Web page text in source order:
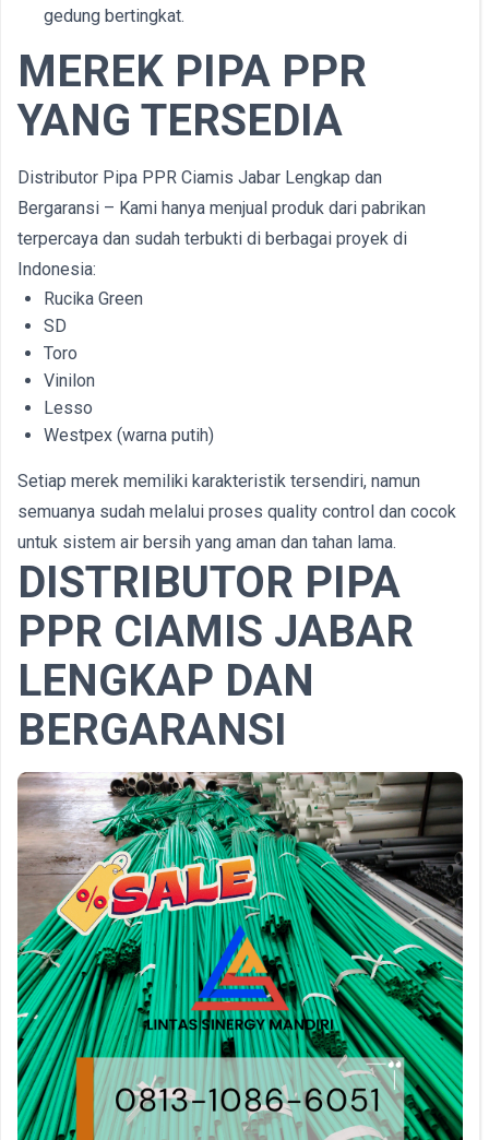
gedung bertingkat.
MEREK PIPA PPR
YANG TERSEDIA
Distributor Pipa PPR Ciamis Jabar Lengkap dan
Bergaransi – Kami hanya menjual produk dari pabrikan
terpercaya dan sudah terbukti di berbagai proyek di
Indonesia:
Rucika Green
SD
Toro
Vinilon
Lesso
Westpex (warna putih)
Setiap merek memiliki karakteristik tersendiri, namun
semuanya sudah melalui proses quality control dan cocok
untuk sistem air bersih yang aman dan tahan lama.
DISTRIBUTOR PIPA
PPR CIAMIS JABAR
LENGKAP DAN
BERGARANSI